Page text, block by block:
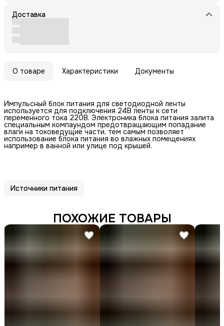
Доставка
О товаре Характеристики Документы
Импульсный блок питания для светодиодной ленты
используется для подключения 24В ленты к сети
переменного тока 220В. Электроника блока питания залита
специальным компаундом предотвращающим попадание
влаги на токоведущие части, тем самым позволяет
использование блока питания во влажных помещениях
например в ванной или улице под крышей.
Источники питания
ПОХОЖИЕ ТОВАРЫ